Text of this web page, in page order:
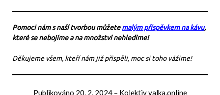
Pomoci nám s naší tvorbou můžetemalým příspěvkem na kávu,
které se nebojíme a na množství nehledíme!
Děkujeme všem, kteří nám již přispěli, moc si toho vážíme!
Publikováno 20. 2. 2024– Kolektiv valka.online